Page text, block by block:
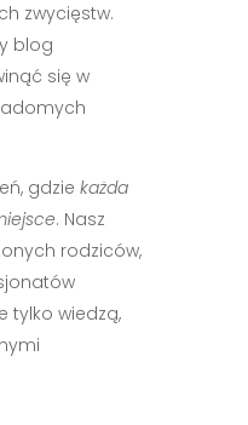
zwycięstw.
blog
się w
gdzie każda
. Nasz
rodziców,
tylko wiedzą,